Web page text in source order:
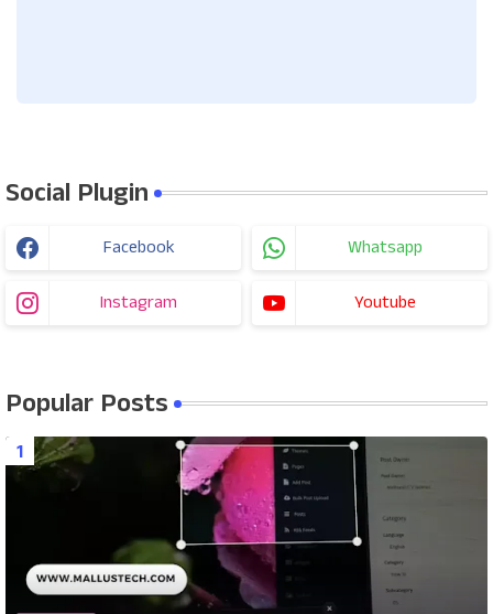
Social Plugin
Facebook Whatsapp
Instagram Youtube
Popular Posts